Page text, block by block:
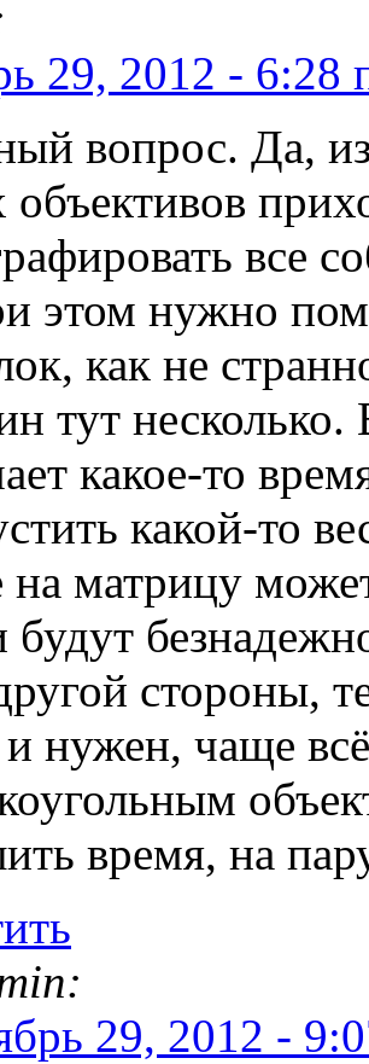
29, 2012 - 6:28
вопрос. Да,
объективов
все
этом нужно
как не
тут
какое-то
какой-то
на матрицу
будут
стороны,
и нужен, чаще
время, на
29, 2012 -